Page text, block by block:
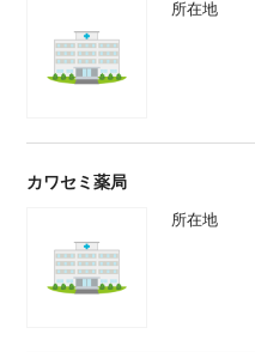
所在地
カワセミ薬局
所在地